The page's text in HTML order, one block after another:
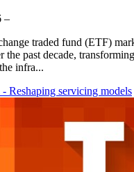
–
traded fund (ETF)
the past decade,
infra...
- Reshaping servicing models